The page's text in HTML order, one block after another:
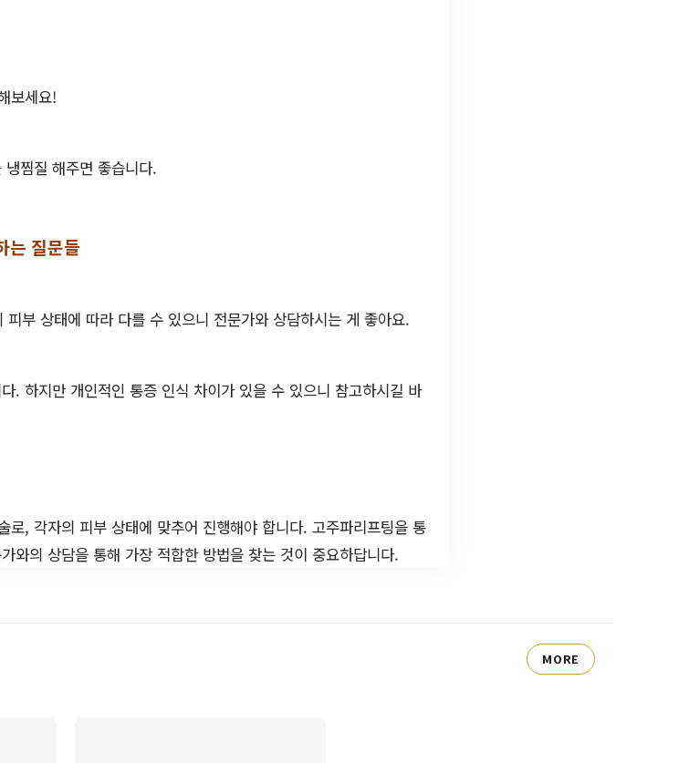
보세요!
찜질 해주면 좋습니다.
는 질문들
부 상태에 따라 다를 수 있으니 전문가와 상담하시는 게 좋아요.
. 하지만 개인적인 통증 인식 차이가 있을 수 있으니 참고하시길 바
로, 각자의 피부 상태에 맞추어 진행해야 합니다. 고주파리프팅을 통
와의 상담을 통해 가장 적합한 방법을 찾는 것이 중요하답니다.
MORE